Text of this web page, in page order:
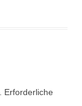
Erforderliche